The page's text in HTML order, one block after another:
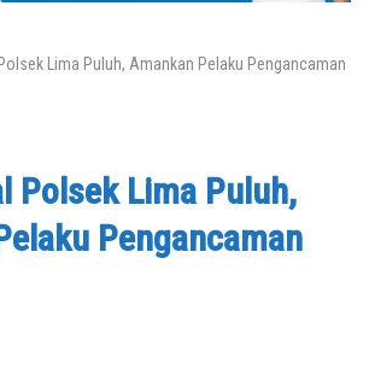
Lima Puluh, Amankan Pelaku Pengancaman
Polsek Lima Puluh,
Pengancaman